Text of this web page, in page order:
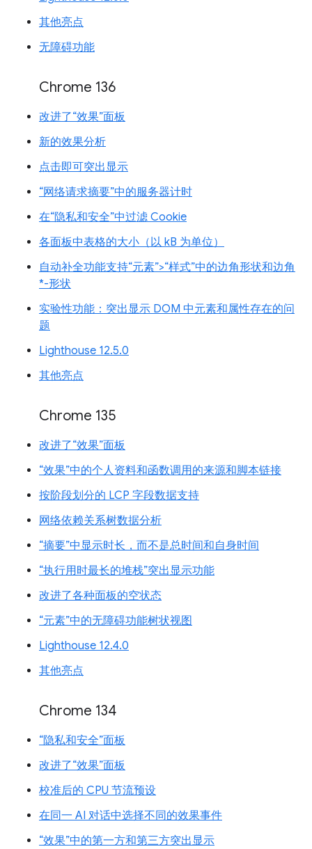
其他亮点
无障碍功能
Chrome 136
改进了“效果”面板
新的效果分析
点击即可突出显示
“网络请求摘要”中的服务器计时
在“隐私和安全”中过滤 Cookie
各面板中表格的大小（以 kB 为单位）
自动补全功能支持“元素”>“样式”中的边角形状和边角
*-形状
实验性功能：突出显示 DOM 中元素和属性存在的问
题
Lighthouse 12.5.0
其他亮点
Chrome 135
改进了“效果”面板
“效果”中的个人资料和函数调用的来源和脚本链接
按阶段划分的 LCP 字段数据支持
网络依赖关系树数据分析
“摘要”中显示时长，而不是总时间和自身时间
“执行用时最长的堆栈”突出显示功能
改进了各种面板的空状态
“元素”中的无障碍功能树状视图
Lighthouse 12.4.0
其他亮点
Chrome 134
“隐私和安全”面板
改进了“效果”面板
校准后的 CPU 节流预设
在同一 AI 对话中选择不同的效果事件
“效果”中的第一方和第三方突出显示